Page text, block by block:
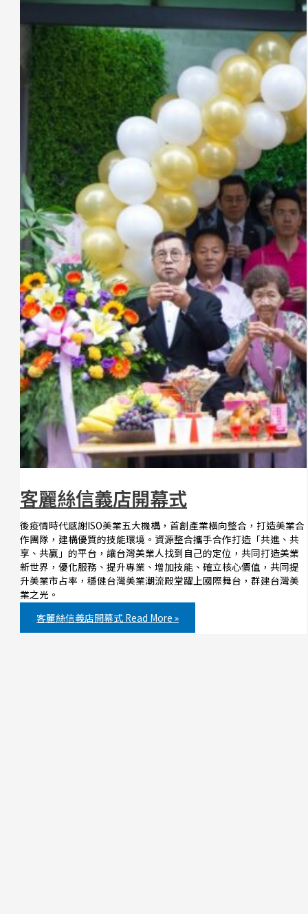
客麗絲信義店開幕式
後疫情時代感謝ISO美業五大機構，首創產業橫向整合，打造美業合
作團隊，建構優質的技能環境。資源整合攜手合作打造「共進、共
享、共贏」的平台，讓台灣美業人找到自己的定位，共同打造美業
新世界，優化服務、提升專業、增加技能、確立核心價值，共同提
升美業市占率，穩健台灣美業潮流殿堂躍上國際舞台，群建台灣美
業之光。
客麗絲信義店開幕式 Read More »